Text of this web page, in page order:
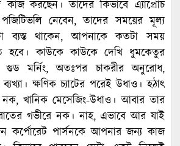
কাজ করছেন। তাদের কিভাবে এ্যাপ্রোচ
নেবেন, তাদের সময়ের মূল্য
ব্যস্ত থাকেন, আপনাকে কতটা সময়
হবে। কাউকে কাউকে দেখি ধুমকেতুর
মর্নিং, অতঃপর চাকরীর অনুরোধ,
ক্ষণিক চ্যাটের পরেই উধাও। হঠাৎ
খানিক মেসেজিং-উধাও। আবার তার
গভীরে নক। নাহ, এভাবে আর যাই
পার্সনকে আপনার জন্য কাজ